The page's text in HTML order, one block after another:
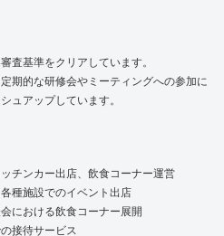
査基準をクリアしています。
期的な研修会やミーティングへの参加に
ュアップしています。
チンカー出店、飲食コーナー運営
種施設でのイベント出店
における飲食コーナー展開
接待サービス